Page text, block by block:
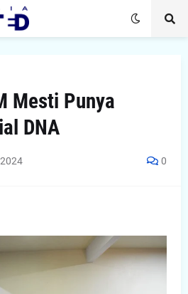
Mesti Punya
DNA
0